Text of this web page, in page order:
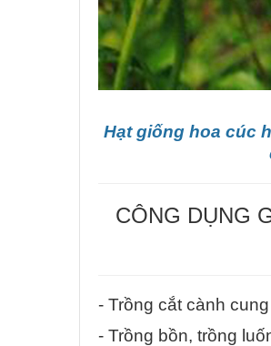
Hạt giống hoa cúc
CÔNG DỤNG
- Trồng cắt cành
- Trồng bồn, trồng